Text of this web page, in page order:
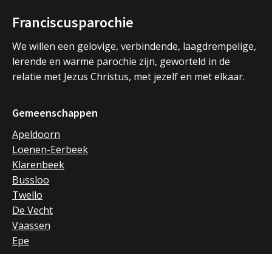
Franciscusparochie
We willen een gelovige, verbindende, laagdrempelige,
lerende en warme parochie zijn, geworteld in de
relatie met Jezus Christus, met jezelf en met elkaar.
Gemeenschappen
Apeldoorn
Loenen-Eerbeek
Klarenbeek
Bussloo
Twello
De Vecht
Vaassen
Epe